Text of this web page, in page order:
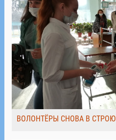
ВОЛОНТЁРЫ СНОВА В СТРОЮ